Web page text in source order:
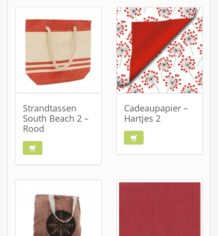
Strandtassen
South Beach 2 –
Rood
Cadeaupapier –
Hartjes 2